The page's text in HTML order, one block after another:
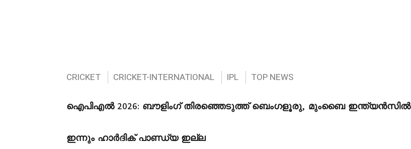
CRICKET CRICKET-INTERNATIONAL IPL TOP NEWS
ഐപിഎൽ 2026: ബൗളിംഗ് തിരഞ്ഞെടുത്ത് ബെംഗളൂരു, മുംബൈ ഇന്ത്യൻസിൽ
ഇന്നും ഹാർദിക് പാണ്ഡ്യ ഇല്ല